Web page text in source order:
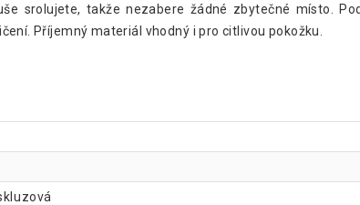
srolujete, takže nezabere žádné zbytečné místo.
Příjemný materiál vhodný i pro citlivou pokožku.